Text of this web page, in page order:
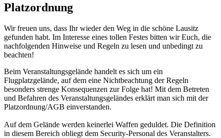
Platzordnung
Wir freuen uns, dass Ihr wieder den Weg in die schöne Lausitz
gefunden habt. Im Interesse eines tollen Festes bitten wir Euch, die
nachfolgenden Hinweise und Regeln zu lesen und unbedingt zu
beachten!
Beim Veranstaltungsgelände handelt es sich um ein
Flugplatzgelände, auf dem eine Nichtbeachtung der Regeln
besonders strenge Konsequenzen zur Folge hat! Mit dem Betreten
und Befahren des Veranstaltungsgeländes erklärt man sich mit der
Platzordnung/AGB einverstanden.
Auf dem Gelände werden keinerlei Waffen geduldet. Die Definition
in diesem Bereich obliegt dem Security-Personal des Veranstalters.